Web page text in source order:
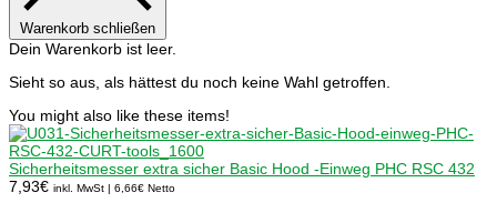
Warenkorb schließen
Dein Warenkorb ist leer.
Sieht so aus, als hättest du noch keine Wahl getroffen.
You might also like these items!
Sicherheitsmesser extra sicher Basic Hood -Einweg PHC RSC 432
7,93€ inkl. MwSt | 6,66€ Netto